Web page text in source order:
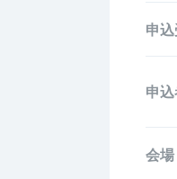
申
申
会場